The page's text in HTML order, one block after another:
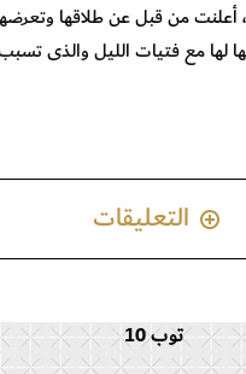
من قبل عن طلاقها
لها مع فتيات الليل والذى
التعليقات
توب 10